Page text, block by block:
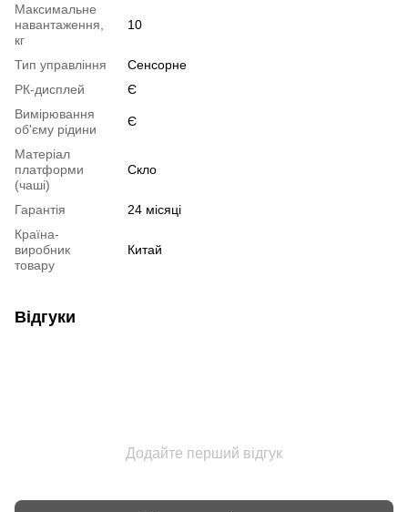
Максимальне
навантаження,
кг
10
Тип управління
Сенсорне
РК-дисплей
Є
Вимірювання
об'єму рідини
Є
Матеріал
платформи
(чаші)
Скло
Гарантія
24 місяці
Країна-
виробник
товару
Китай
Відгуки
Додайте перший відгук